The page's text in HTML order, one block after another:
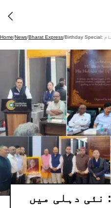
Home/News/Bharat Express/
Birthday Special: نئی دہلی میں